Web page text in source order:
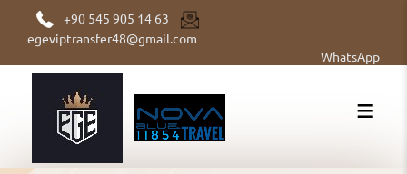
+90 545 905 14 63
egeviptransfer48@gmail.com
WhatsApp